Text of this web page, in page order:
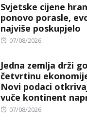
Svjetske cijene
ponovo porasle,
najviše poskupjelo
Posted
07/08/2026
Jedna zemlja drži
četvrtinu
Novi podaci
vuče kontinent
Posted
07/08/2026